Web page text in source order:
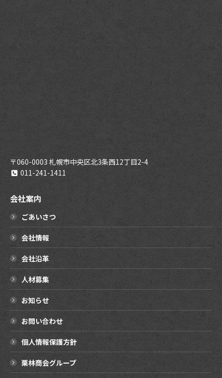
〒060-0003 札幌市中央区北3条西12丁目2-4
011-241-1411
会社案内
ごあいさつ
会社情報
会社沿革
人材募集
お知らせ
お問い合わせ
個人情報保護方針
栗林商会グループ